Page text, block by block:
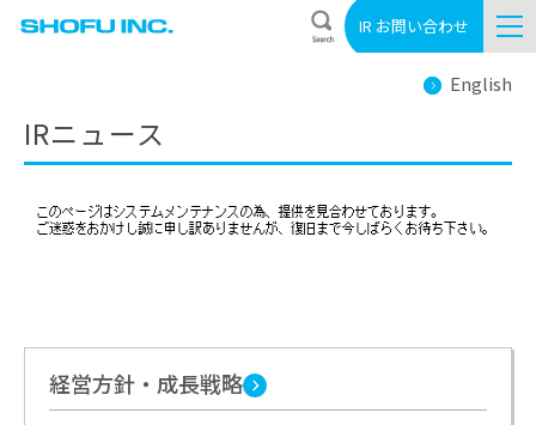
IR お問い合わせ
English
IRニュース
経営方針・成長戦略